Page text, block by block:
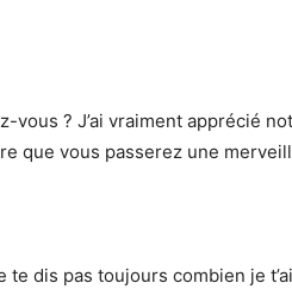
vous ? J’ai vraiment apprécié
que vous passerez une
te dis pas toujours combien je